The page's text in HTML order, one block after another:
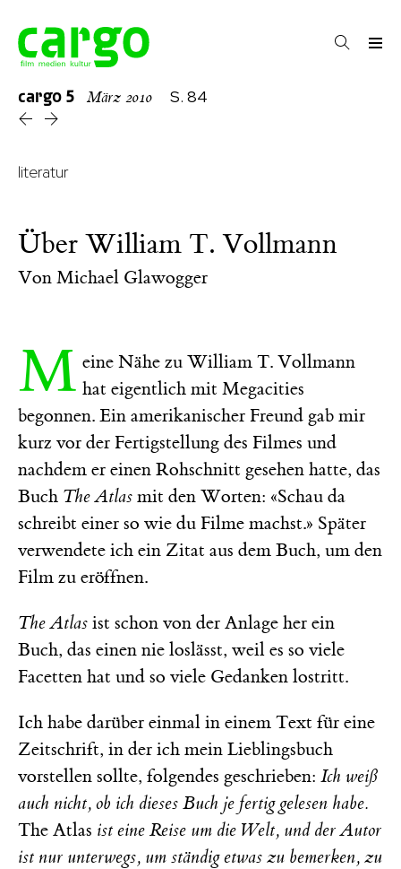
cargo 5 März 2010 S. 84
literatur
Über William T. Vollmann
Von Michael Glawogger
M eine Nähe zu William T. Vollmann
hat eigentlich mit Megacities
begonnen. Ein amerikanischer Freund gab mir
kurz vor der Fertigstellung des Filmes und
nachdem er einen Rohschnitt gesehen hatte, das
Buch The Atlas mit den Worten: «Schau da
schreibt einer so wie du Filme machst.» Später
verwendete ich ein Zitat aus dem Buch, um den
Film zu eröffnen.
The Atlas ist schon von der Anlage her ein
Buch, das einen nie loslässt, weil es so viele
Facetten hat und so viele Gedanken lostritt.
Ich habe darüber einmal in einem Text für eine
Zeitschrift, in der ich mein Lieblingsbuch
vorstellen sollte, folgendes geschrieben: Ich weiß
auch nicht, ob ich dieses Buch je fertig gelesen habe.
The Atlas ist eine Reise um die Welt, und der Autor
ist nur unterwegs, um ständig etwas zu bemerken, zu